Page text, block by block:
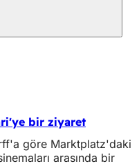
bir ziyaret
göre Marktplatz'daki
arasında bir